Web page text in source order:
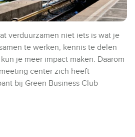
verduurzamen niet iets is wat je
te werken, kennis te delen
je meer impact maken. Daarom
center zich heeft
bij Green Business Club